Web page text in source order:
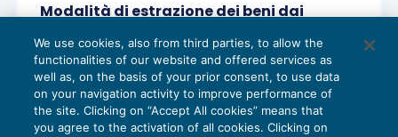
Modalità di estrazione dei beni dai
IVA24/03/2017
diMarco Peirolo
We use cookies, also from third parties, to allow the
functionalities of our website and offered services as
well as, on the basis of your prior consent, to use data
on your navigation activity to improve performance of
the site. Clicking on “Accept All cookies” means that
you agree to the activation of all cookies. Clicking on